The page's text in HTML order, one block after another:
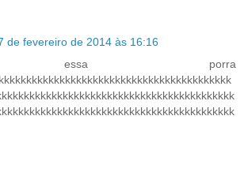
de fevereiro de 2014 às 16:16
porra